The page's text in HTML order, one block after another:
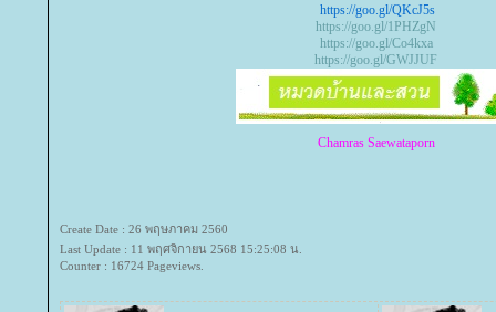
https://goo.gl/QKcJ5s
https://goo.gl/1PHZgN
https://goo.gl/Co4kxa
https://goo.gl/GWJJUF
Chamras Saewataporn
Create Date : 26 พฤษภาคม 2560
Last Update : 11 พฤศจิกายน 2568 15:25:08 น.
Counter : 16724 Pageviews.